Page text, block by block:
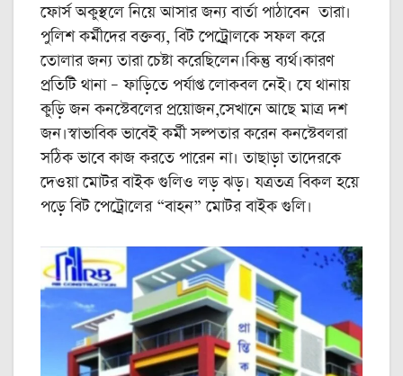
ফোর্স অকুস্থলে নিয়ে আসার জন্য বার্তা পাঠাবেন তারা।
পুলিশ কর্মীদের বক্তব্য, বিট পেট্রোলকে সফল করে
তোলার জন্য তারা চেষ্টা করেছিলেন।কিন্তু ব্যর্থ।কারণ
প্রতিটি থানা – ফাড়িতে পর্যাপ্ত লোকবল নেই। যে থানায়
কুড়ি জন কনস্টেবলের প্রয়োজন,সেখানে আছে মাত্র দশ
জন।স্বাভাবিক ভাবেই কর্মী সল্পতার করেন কনস্টেবলরা
সঠিক ভাবে কাজ করতে পারেন না। তাছাড়া তাদেরকে
দেওয়া মোটর বাইক গুলিও লড় ঝড়। যত্রতত্র বিকল হয়ে
পড়ে বিট পেট্রোলের “বাহন” মোটর বাইক গুলি।